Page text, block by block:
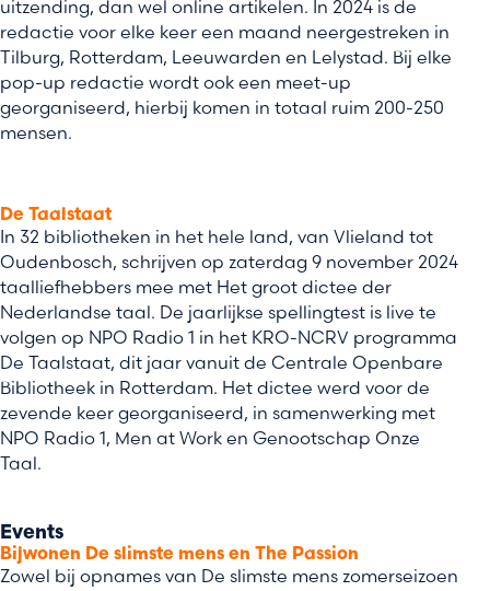
uitzending, dan wel online artikelen. In 2024 is de
redactie voor elke keer een maand neergestreken in
Tilburg, Rotterdam, Leeuwarden en Lelystad. Bij elke
pop-up redactie wordt ook een meet-up
georganiseerd, hierbij komen in totaal ruim 200-250
mensen.
De Taalstaat
In 32 bibliotheken in het hele land, van Vlieland tot
Oudenbosch, schrijven op zaterdag 9 november 2024
taalliefhebbers mee met Het groot dictee der
Nederlandse taal. De jaarlijkse spellingtest is live te
volgen op NPO Radio 1 in het KRO-NCRV programma
De Taalstaat, dit jaar vanuit de Centrale Openbare
Bibliotheek in Rotterdam. Het dictee werd voor de
zevende keer georganiseerd, in samenwerking met
NPO Radio 1, Men at Work en Genootschap Onze
Taal.
Events
Bijwonen De slimste mens en The Passion
Zowel bij opnames van De slimste mens zomerseizoen